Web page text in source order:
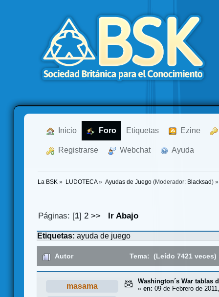
Inicio Foro Etiquetas Ezine
Registrarse Webchat Ayuda
La BSK » LUDOTECA» Ayudas de Juego(Moderador: Blacksad ) »
Páginas: [1]2 >> Ir Abajo
Etiquetas: ayuda de juego
Autor Tema: (Leído 7421 veces)
masama
Washington´s War tablas
« en: 09 de Febrero de